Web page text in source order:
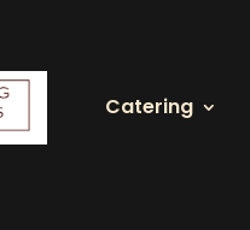
Catering